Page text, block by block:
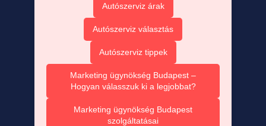
Autószerviz árak
Autószerviz választás
Autószerviz tippek
Marketing ügynökség Budapest –
Hogyan válasszuk ki a legjobbat?
Marketing ügynökség Budapest
szolgáltatásai